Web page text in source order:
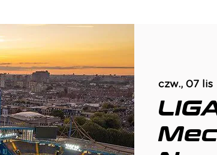
czw., 07 lis